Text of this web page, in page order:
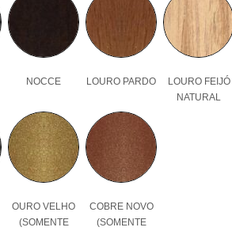
NOCCE LOURO PARDO
LOURO FEIJÓ
NATURAL
OURO VELHO
(SOMENTE
COBRE NOVO
(SOMENTE